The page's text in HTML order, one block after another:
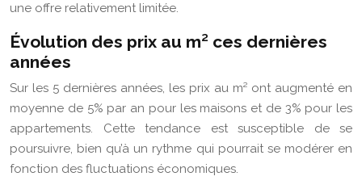
une offre relativement limitée.
Évolution des prix au m² ces dernières
années
Sur les 5 dernières années, les prix au m² ont augmenté en
moyenne de 5% par an pour les maisons et de 3% pour les
appartements. Cette tendance est susceptible de se
poursuivre, bien qu’à un rythme qui pourrait se modérer en
fonction des fluctuations économiques.